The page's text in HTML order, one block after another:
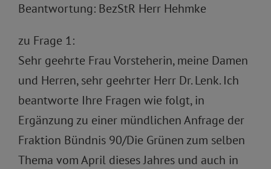
Beantwortung: BezStR Herr Hehmke
zu Frage 1:
Sehr geehrte Frau Vorsteherin, meine Damen
und Herren, sehr geehrter Herr Dr. Lenk. Ich
beantworte Ihre Fragen wie folgt, in
Ergänzung zu einer mündlichen Anfrage der
Fraktion Bündnis 90/Die Grünen zum selben
Thema vom April dieses Jahres und auch in